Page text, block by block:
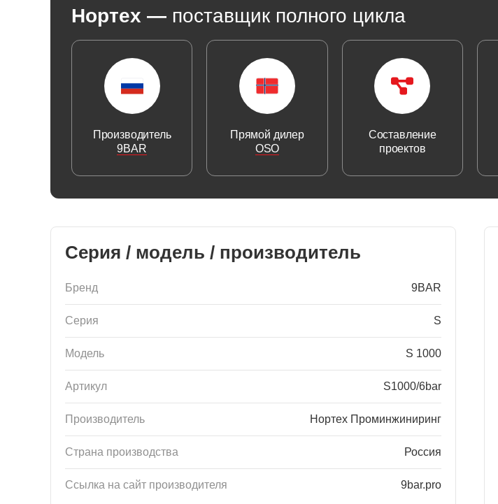
Нортех — поставщик полного цикла
Производитель
9BAR
Прямой дилер
OSO
Составление
проектов
Серия / модель / производитель
Бренд 9BAR
Серия S
Модель S 1000
Артикул S1000/6bar
Производитель Нортех Проминжиниринг
Страна производства Россия
Ссылка на сайт производителя 9bar.pro